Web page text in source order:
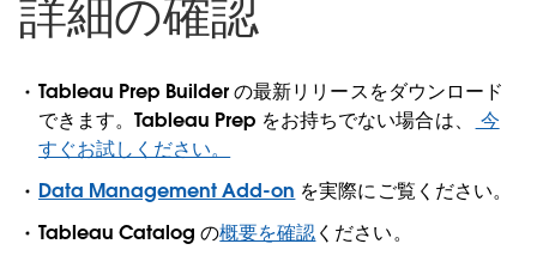
詳細の確認
Tableau Prep Builder の最新リリースをダウンロード
できます。Tableau Prep をお持ちでない場合は、
今
すぐお試しください。
Data Management Add-on を実際にご覧ください。
Tableau Catalog の概要を確認ください。